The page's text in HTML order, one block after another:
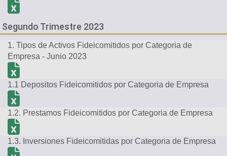
Segundo Trimestre 2023
1. Tipos de Activos Fideicomitidos por Categoria de
Empresa - Junio 2023
1.1 Depositos Fideicomitidos por Categoria de Empresa
1.2. Prestamos Fideicomitidos por Categoria de Empresa
1.3. Inversiones Fideicomitidas por Categoria de Empresa